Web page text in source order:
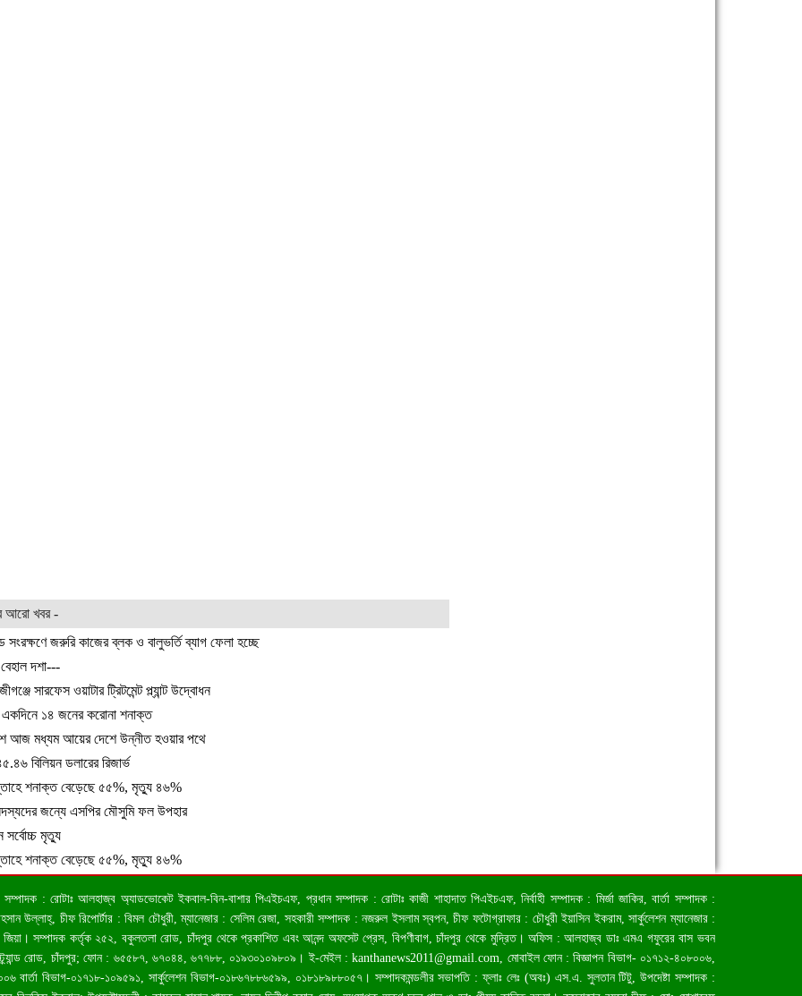
আরো খবর -
সংরক্ষণে জরুরি কাজের ব্লক ও বালুভর্তি ব্যাগ ফেলা হচ্ছে
দশা---
সারফেস ওয়াটার ট্রিটমেন্ট প্ল্যান্ট উদ্বোধন
একদিনে ১৪ জনের করোনা শনাক্ত
আজ মধ্যম আয়ের দেশে উন্নীত হওয়ার পথে
বিলিয়ন ডলারের রিজার্ভ
শনাক্ত বেড়েছে ৫৫%, মৃত্যু ৪৬%
জন্যে এসপির মৌসুমি ফল উপহার
সর্বোচ্চ মৃত্যু
শনাক্ত বেড়েছে ৫৫%, মৃত্যু ৪৬%
সম্পাদক : রোটাঃ আলহাজ্ব অ্যাডভোকেট ইকবাল-বিন-বাশার পিএইচএফ, প্রধান সম্পাদক : রোটাঃ কাজী শাহাদাত পিএইচএফ, নির্বাহী সম্পাদক : মির্জা জাকির, বার্তা সম্পাদক :
উল্লাহ্, চীফ রিপোর্টার : বিমল চৌধুরী, ম্যানেজার : সেলিম রেজা, সহকারী সম্পাদক : নজরুল ইসলাম স্বপন, চীফ ফটোগ্রাফার : চৌধুরী ইয়াসিন ইকরাম, সার্কুলেশন ম্যানেজার :
জিয়া। সম্পাদক কর্তৃক ২৫২, বকুলতলা রোড, চাঁদপুর থেকে প্রকাশিত এবং আনন্দ অফসেট প্রেস, বিপণীবাগ, চাঁদপুর থেকে মুদ্রিত। অফিস : আলহাজ্ব ডাঃ এমএ গফুরের বাস ভবন
রোড, চাঁদপুর; ফোন : ৬৫৫৮৭, ৬৭০৪৪, ৬৭৭৮৮, ০১৯৩০১০৯৮০৯। ই-মেইল :kanthanews2011@gmail.com, মোবাইল ফোন : বিজ্ঞাপন বিভাগ- ০১৭১২-৪০৮০০৬,
বার্তা বিভাগ-০১৭১৮-১০৯৫৯১, সার্কুলেশন বিভাগ-০১৮৬৭৮৮৬৫৯৯, ০১৮১৮৯৮৮০৫৭। সম্পাদকমন্ডলীর সভাপতি : ফ্লাঃ লেঃ (অবঃ) এস.এ. সুলতান টিটু, উপদেষ্টা সম্পাদক :